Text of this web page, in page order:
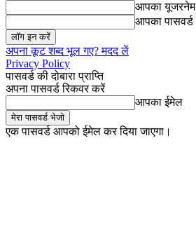
आपका यूजरनेम
आपका पासवर्ड
अपना कूट शब्द भूल गए? मदद लें
Privacy Policy
पासवर्ड की दोबारा प्राप्ति
अपना पासवर्ड रिकवर करें
आपका ईमेल
एक पासवर्ड आपको ईमेल कर दिया जाएगा।